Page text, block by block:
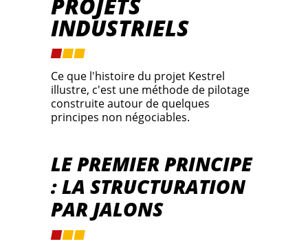
PROJETS
INDUSTRIELS
Ce que l'histoire du projet Kestrel
illustre, c'est une méthode de pilotage
construite autour de quelques
principes non négociables.
LE PREMIER PRINCIPE
: LA STRUCTURATION
PAR JALONS